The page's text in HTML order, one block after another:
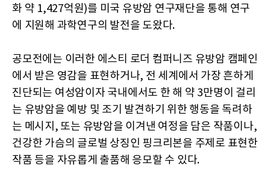
화 약 1,427억원)를 미국 유방암 연구재단을 통해 연구
에 지원해 과학연구의 발전을 도왔다.
공모전에는 이러한 에스티 로더 컴퍼니즈 유방암 캠페인
에서 받은 영감을 표현하거나, 전 세계에서 가장 흔하게
진단되는 여성암이자 국내에서도 한 해 약 3만명이 걸리
는 유방암을 예방 및 조기 발견하기 위한 행동을 독려하
는 메시지, 또는 유방암을 이겨낸 여정을 담은 작품이나,
건강한 가슴의 글로벌 상징인 핑크리본을 주제로 표현한
작품 등을 자유롭게 출품해 응모할 수 있다.